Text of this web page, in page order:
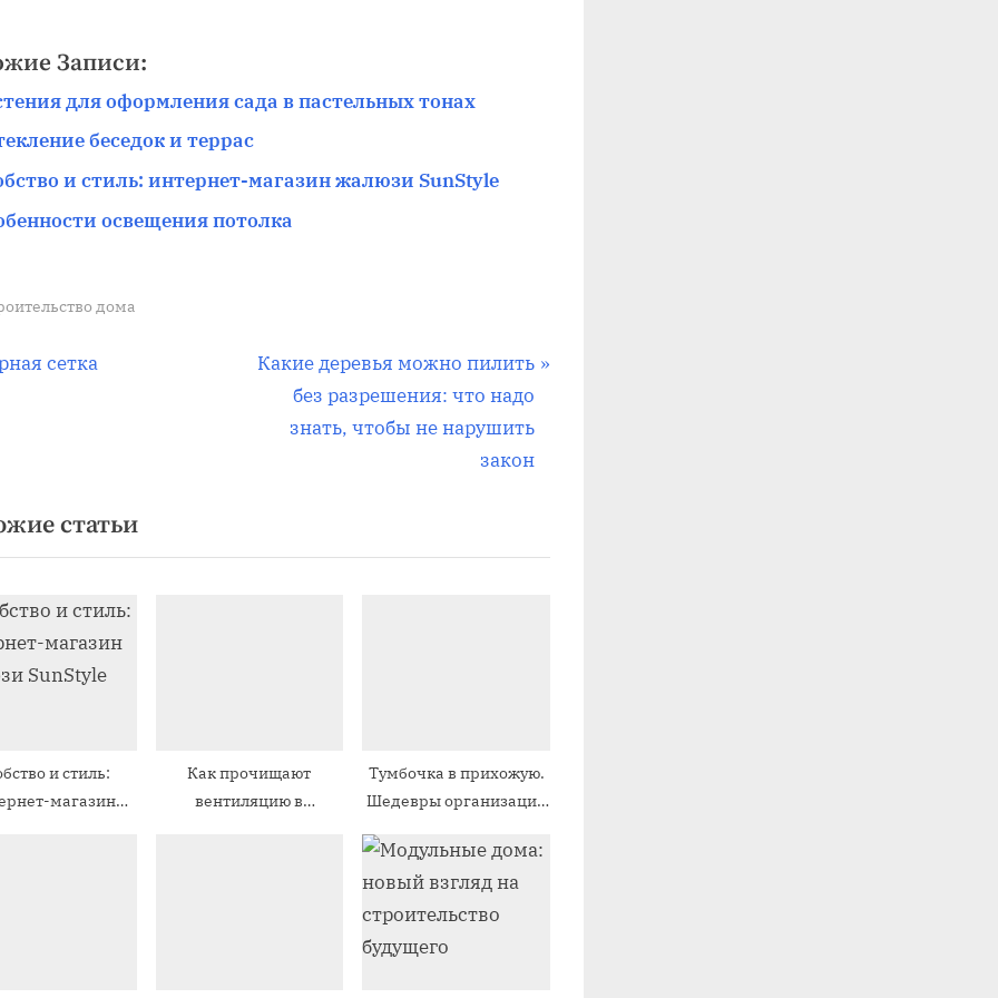
Записи:
для оформления сада в пастельных тонах
беседок и террас
и стиль: интернет-магазин жалюзи SunStyle
освещения потолка
дома
сетка
С
щ
с
ь
Какие деревья можно пилить
без разрешения: что надо
знать, чтобы не нарушить
закон
статьи
и стиль:
магазин
Как прочищают
вентиляцию в
Тумбочка в прихожую.
Шедевры организации